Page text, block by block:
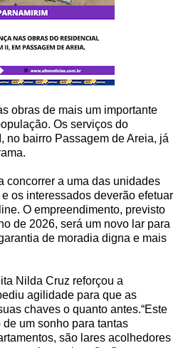
obras de mais um importante
Os serviços do
no bairro Passagem de Areia, já
concorrer a uma das unidades
os interessados deverão efetuar
O empreendimento, previsto
de 2026, será um novo lar para
de moradia digna e mais
Nilda Cruz reforçou a
agilidade para que as
chaves o quanto antes.“Este
um sonho para tantas
são lares acolhedores